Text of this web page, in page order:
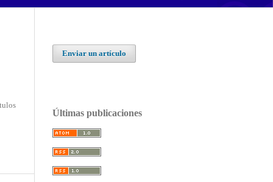
Enviar un artículo
Últimas publicaciones